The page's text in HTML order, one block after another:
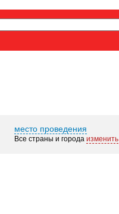
место проведения
Все страны и города изменить